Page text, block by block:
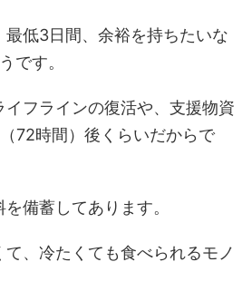
低3日間、余裕を持ちたいな
です。
フラインの復活や、支援物資
72時間）後くらいだからで
備蓄してあります。
て、冷たくても食べられるモノ